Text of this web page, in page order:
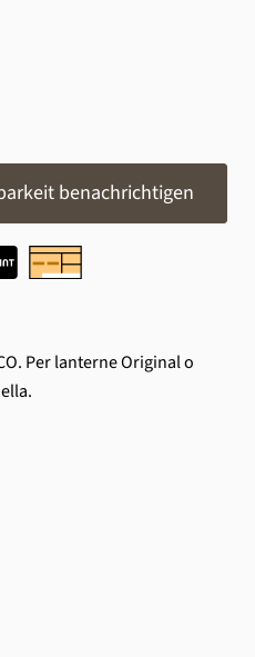
benachrichtigen
Per lanterne Original o